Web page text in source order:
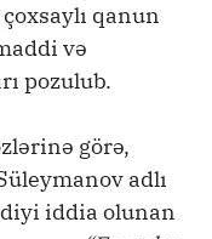
qanun
və
pozulub.
görə,
adlı
iddia olunan